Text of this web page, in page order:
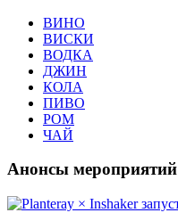
ВИНО
ВИСКИ
ВОДКА
ДЖИН
КОЛА
ПИВО
РОМ
ЧАЙ
Анонсы мероприятий